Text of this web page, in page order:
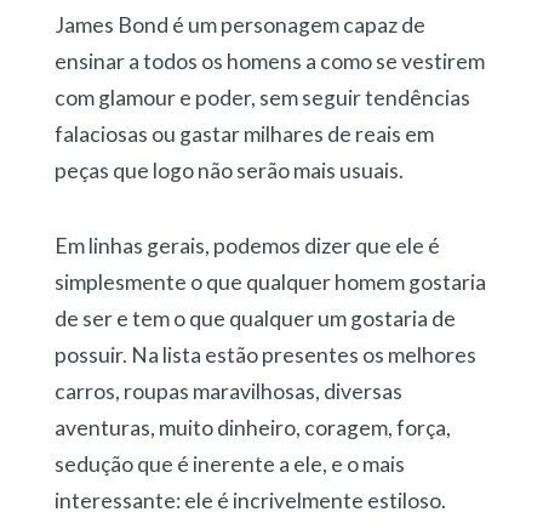
James Bond é um personagem capaz de
ensinar a todos os homens a como se vestirem
com glamour e poder, sem seguir tendências
falaciosas ou gastar milhares de reais em
peças que logo não serão mais usuais.
Em linhas gerais, podemos dizer que ele é
simplesmente o que qualquer homem gostaria
de ser e tem o que qualquer um gostaria de
possuir. Na lista estão presentes os melhores
carros, roupas maravilhosas, diversas
aventuras, muito dinheiro, coragem, força,
sedução que é inerente a ele, e o mais
interessante: ele é incrivelmente estiloso.